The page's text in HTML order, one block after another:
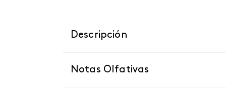
Descripción
Notas Olfativas